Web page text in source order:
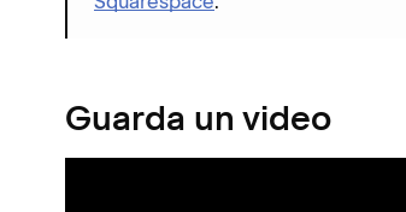
Guarda un video